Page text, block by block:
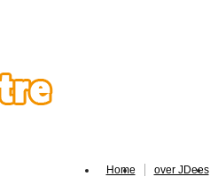
Home over JDees